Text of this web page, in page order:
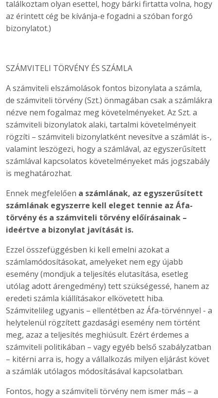
találkoztam olyan esettel, hogy bárki firtatta volna, hogy
az érintett cég be kívánja-e fogadni a szóban forgó
bizonylatot.)
SZÁMVITELI TÖRVÉNY ÉS SZÁMLA
A számviteli elszámolások fontos bizonylata a számla,
de számviteli törvény (Szt.) önmagában csak a számlákra
nézve nem fogalmaz meg követelményeket. Az Szt. a
számviteli bizonylatok alaki, tartalmi követelményeit
rögzíti – számviteli bizonylatként nevesítve a számlát is-,
valamint leszögezi, hogy a számlával, az egyszerűsített
számlával kapcsolatos követelményeket más jogszabály
is meghatározhat.
Ennek megfelelően a számlának, az egyszerűsített
számlának egyszerre kell eleget tennie az Áfa-
törvény és a számviteli törvény előírásainak –
ideértve a bizonylat javítását is.
Ezzel összefüggésben ki kell emelni azokat a
számlamódosításokat, amelyeket nem egy újabb
esemény (mondjuk a teljesítés elutasítása, esetleg
utólag adott árengedmény) tett szükségessé, hanem az
eredeti számla kiállításakor elkövetett hiba.
Számvitelileg ugyanis – ellentétben az Áfa-törvénnyel - a
helytelenül rögzített gazdasági esemény nem történt
meg, azaz a teljesítés meghiúsult. Ezért érdemes a
számviteli politikában – vagy egyéb belső szabályzatban
– kitérni arra is, hogy a vállalkozás milyen eljárást követ
a számlák utólagos módosításával kapcsolatban.
Fontos, hogy a számviteli törvény nem ismer más – a